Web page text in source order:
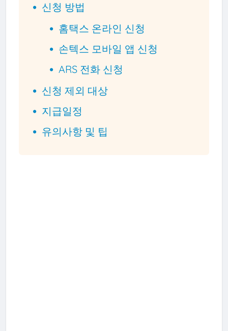
신청 방법
홈택스 온라인 신청
손텍스 모바일 앱 신청
ARS 전화 신청
신청 제외 대상
지급일정
유의사항 및 팁